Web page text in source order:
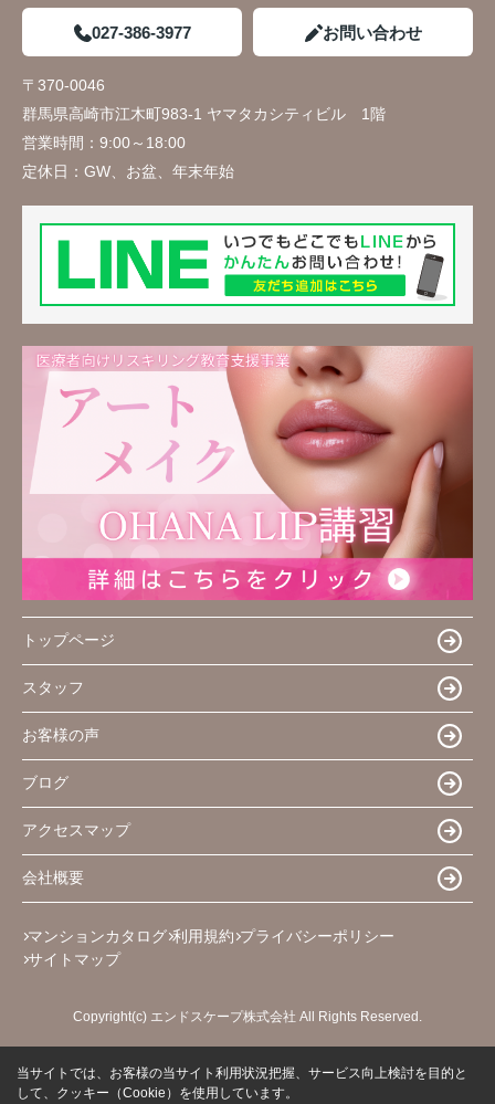
027-386-3977 お問い合わせ
〒370-0046
群馬県高崎市江木町983-1 ヤマタカシティビル 1階
営業時間： 9:00～18:00
定休日： GW、お盆、年末年始
トップページ
スタッフ
お客様の声
ブログ
アクセスマップ
会社概要
マンションカタログ 利用規約 プライバシーポリシー
サイトマップ
Copyright(c) エンドスケープ株式会社 All Rights Reserved.
当サイトでは、お客様の当サイト利用状況把握、サービス向上検討を目的と
して、クッキー（Cookie）を使用しています。